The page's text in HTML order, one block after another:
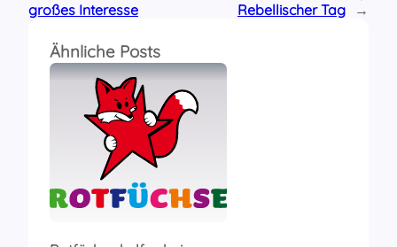
großes Interesse
Rebellischer Tag
→
Ähnliche Posts